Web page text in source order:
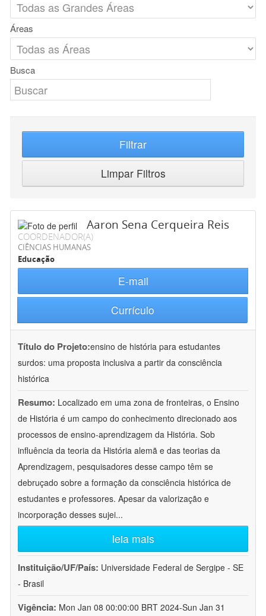
Áreas
Busca
Filtrar
Limpar Filtros
Aaron Sena Cerqueira Reis
COORDENADOR(A)
CIÊNCIAS HUMANAS
Educação
E-mail
Currículo
Título do Projeto:ensino de história para estudantes
surdos: uma proposta inclusiva a partir da consciência
histórica
Resumo: Localizado em uma zona de fronteiras, o Ensino
de História é um campo do conhecimento direcionado aos
processos de ensino-aprendizagem da História. Sob
influência da teoria da História alemã e das teorias da
Aprendizagem, pesquisadores desse campo têm se
debruçado sobre a formação da consciência histórica de
estudantes e professores. Apesar da valorização e
incorporação desses sujei...
leia mais
Instituição/UF/País: Universidade Federal de Sergipe - SE
- Brasil
Vigência: Mon Jan 08 00:00:00 BRT 2024-Sun Jan 31